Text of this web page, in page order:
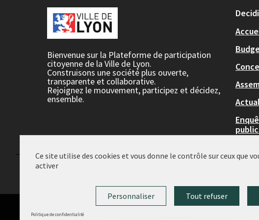
Bienvenue sur la Plateforme de participation
citoyenne de la Ville de Lyon.
Construisons une société plus ouverte,
transparente et collaborative.
Rejoignez le mouvement, participez et décidez,
ensemble.
Ce site utilise des cookies et vous donne le contrôle sur ceux que
activer
Tout refuser
Personnaliser
Politique de confidentialité